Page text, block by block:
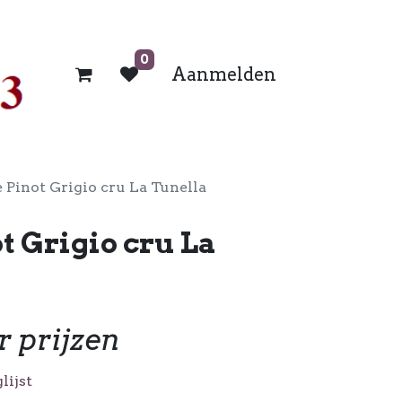
0
Aanmelden
Pinot Grigio cru La Tunella
Grigio cru La
prijzen